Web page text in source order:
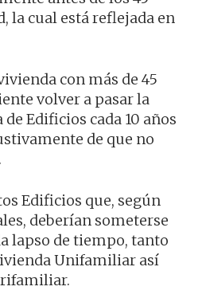
la cual está reflejada en
con más de 45
volver a pasar la
Edificios cada 10 años
de que no
Edificios que, según
deberían someterse
lapso de tiempo, tanto
Unifamiliar así